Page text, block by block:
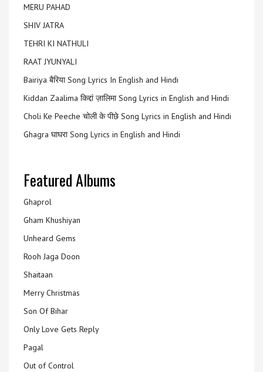
MERU PAHAD
SHIV JATRA
TEHRI KI NATHULI
RAAT JYUNYALI
Bairiya बैरिया Song Lyrics In English and Hindi
Kiddan Zaalima किद्दां ज़ालिमा Song Lyrics in English and Hindi
Choli Ke Peeche चोली के पीछे Song Lyrics in English and Hindi
Ghagra घाघरा Song Lyrics in English and Hindi
Featured Albums
Ghaprol
Gham Khushiyan
Unheard Gems
Rooh Jaga Doon
Shaitaan
Merry Christmas
Son Of Bihar
Only Love Gets Reply
Pagal
Out of Control